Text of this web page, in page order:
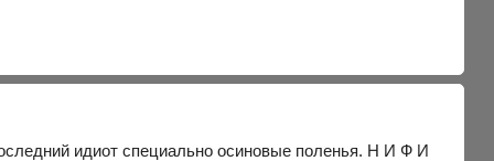
идиот специально осиновые поленья. Н И Ф И